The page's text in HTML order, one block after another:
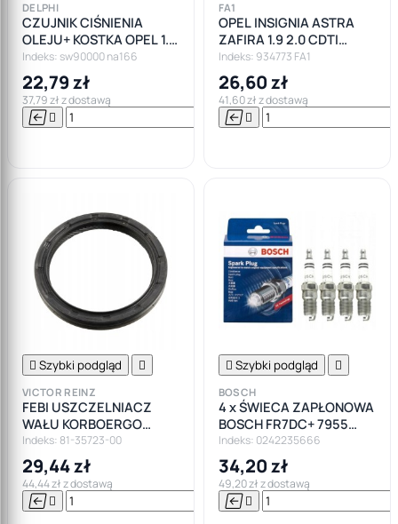
DELPHI
CZUJNIK CIŚNIENIA
OLEJU+ KOSTKA OPEL 1.3
1.9 CDTI
Indeks: sw90000 na166
22,79 zł
37,79 zł z dostawą
  

FA1
OPEL INSIGNIA ASTRA
ZAFIRA 1.9 2.0 CDTI
OBEJMA KLAMRA
OPASKA DPF DO TURBO
Indeks: 934773 FA1
26,60 zł
41,60 zł z dostawą
 
 Szybki podgląd 
VICTOR REINZ
FEBI USZCZELNIACZ
WAŁU KORBOERGO
55X68X8 OPEL ALFA
BMW MINI
Indeks: 81-35723-00
29,44 zł
44,44 zł z dostawą
  

 Szybki podgląd 
BOSCH
4 x ŚWIECA ZAPŁONOWA
BOSCH FR7DC+ 7955
BENZYNA LPG
Indeks: 0242235666
34,20 zł
49,20 zł z dostawą
 